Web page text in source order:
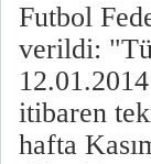
Futbol
verildi:
itibaren
hafta